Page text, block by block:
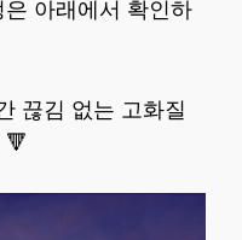
아래에서 확인하
끊김 없는 고화질